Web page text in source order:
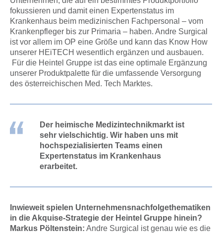
fokussieren und damit einen Expertenstatus im
Krankenhaus beim medizinischen Fachpersonal – vom
Krankenpfleger bis zur Primaria – haben. Andre Surgical
ist vor allem im OP eine Größe und kann das Know How
unserer HEiTECH wesentlich ergänzen und ausbauen.
Für die Heintel Gruppe ist das eine optimale Ergänzung
unserer Produktpalette für die umfassende Versorgung
des österreichischen Med. Tech Marktes.
Der heimische Medizintechnikmarkt ist
sehr vielschichtig. Wir haben uns mit
hochspezialisierten Teams einen
Expertenstatus im Krankenhaus
erarbeitet.
Inwieweit spielen Unternehmensnachfolgethematiken
in die Akquise-Strategie der Heintel Gruppe hinein?
Markus Pöltenstein: Andre Surgical ist genau wie es die